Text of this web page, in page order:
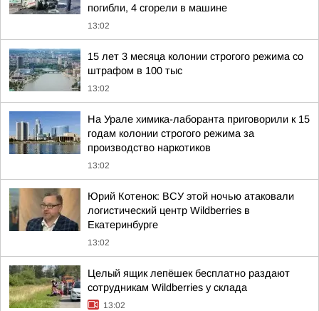
погибли, 4 сгорели в машине
13:02
15 лет 3 месяца колонии строгого режима со
штрафом в 100 тыс
13:02
На Урале химика-лаборанта приговорили к 15
годам колонии строгого режима за
производство наркотиков
13:02
Юрий Котенок: ВСУ этой ночью атаковали
логистический центр Wildberries в
Екатеринбурге
13:02
Целый ящик лепёшек бесплатно раздают
сотрудникам Wildberries у склада
13:02